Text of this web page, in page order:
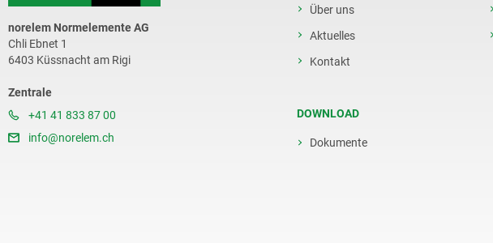
norelem Normelemente AG
Chli Ebnet 1
6403 Küssnacht am Rigi
Zentrale
+41 41 833 87 00
info@norelem.ch
Über uns
Aktuelles
Kontakt
DOWNLOAD
Dokumente